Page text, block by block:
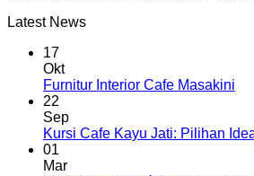
Latest News
17
Okt
Furnitur Interior Cafe Masakini
22
Sep
Kursi Cafe Kayu Jati: Pilihan
01
Mar